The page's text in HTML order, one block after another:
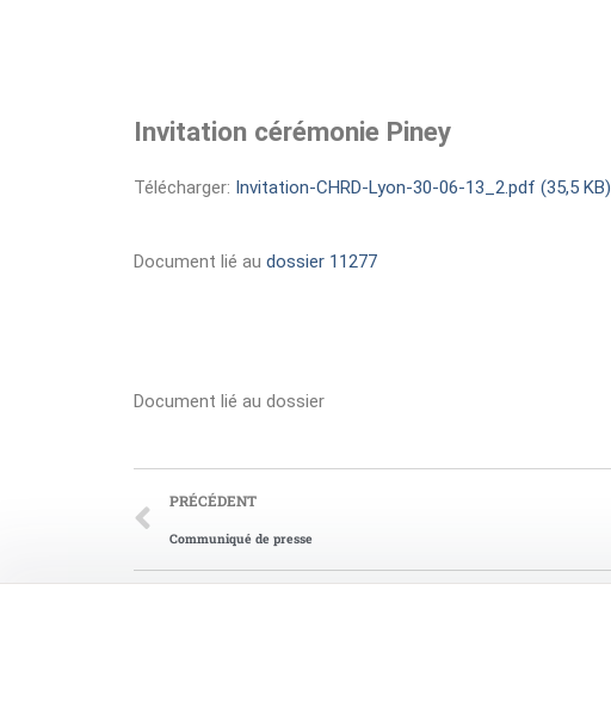
Invitation cérémonie Piney
Télécharger: Invitation-CHRD-Lyon-30-06-13_2.pdf (35,5 KB)
Document lié au dossier 11277
Document lié au dossier
PRÉCÉDENT
Communiqué de presse